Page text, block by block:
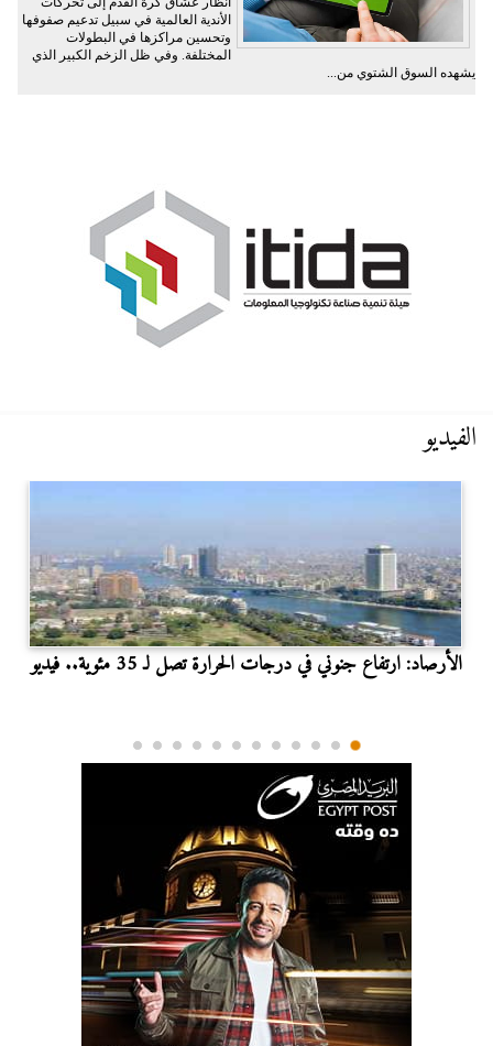
الأندية العالمية في سبيل تدعيم صفوفها
وتحسين مراكزها في البطولات
المختلفة. وفي ظل الزخم الكبير الذي
يشهده السوق الشتوي من...
الفيديو
الأرصاد: ارتفاع جنوني في درجات الحرارة تصل لـ 35 مئوية.. فيديو